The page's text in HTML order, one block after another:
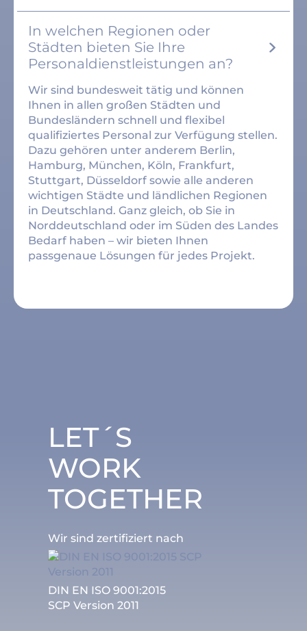
In welchen Regionen oder
Städten bieten Sie Ihre
Personaldienstleistungen an?
Wir sind bundesweit tätig und können
Ihnen in allen großen Städten und
Bundesländern schnell und flexibel
qualifiziertes Personal zur Verfügung stellen.
Dazu gehören unter anderem Berlin,
Hamburg, München, Köln, Frankfurt,
Stuttgart, Düsseldorf sowie alle anderen
wichtigen Städte und ländlichen Regionen
in Deutschland. Ganz gleich, ob Sie in
Norddeutschland oder im Süden des Landes
Bedarf haben – wir bieten Ihnen
passgenaue Lösungen für jedes Projekt.
LET´S
WORK
TOGETHER
Wir sind zertifiziert nach
DIN EN ISO 9001:2015
SCP Version 2011